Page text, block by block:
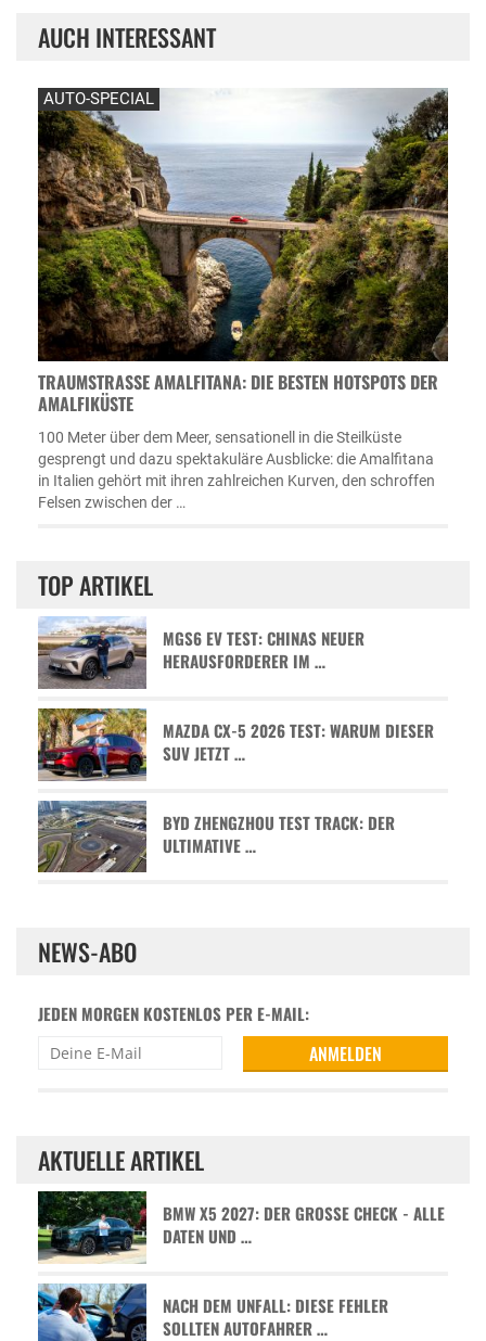
AUCH INTERESSANT
AUTO-SPECIAL
TRAUMSTRASSE AMALFITANA: DIE BESTEN HOTSPOTS DER A
MALFIKÜSTE
100 Meter über dem Meer, sensationell in die Steilküste
gesprengt und dazu spektakuläre Ausblicke: die Amalfitana
in Italien gehört mit ihren zahlreichen Kurven, den schroffen
Felsen zwischen der …
TOP ARTIKEL
MGS6 EV TEST: CHINAS NEUER
HERAUSFORDERER IM …
MAZDA CX-5 2026 TEST: WARUM DIESER
SUV JETZT …
BYD ZHENGZHOU TEST TRACK: DER
ULTIMATIVE …
NEWS-ABO
JEDEN MORGEN KOSTENLOS PER E-MAIL:
AKTUELLE ARTIKEL
BMW X5 2027: DER GROSSE CHECK - ALLE D
ATEN UND …
NACH DEM UNFALL: DIESE FEHLER
SOLLTEN AUTOFAHRER …